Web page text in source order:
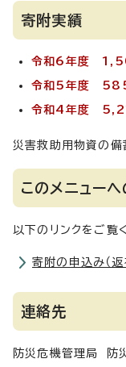
寄附実績
令和6年度
令和5年度
令和4年度
災害救助用物資の備
このメニュー
以下のリンクをご覧
寄附の申込み（
連絡先
防災危機管理局 防